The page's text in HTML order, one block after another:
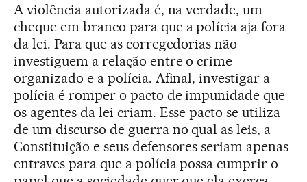
A violência autorizada é, na verdade, um
cheque em branco para que a polícia aja fora
da lei. Para que as corregedorias não
investiguem a relação entre o crime
organizado e a polícia. Afinal, investigar a
polícia é romper o pacto de impunidade que
os agentes da lei criam. Esse pacto se utiliza
de um discurso de guerra no qual as leis, a
Constituição e seus defensores seriam apenas
entraves para que a polícia possa cumprir o